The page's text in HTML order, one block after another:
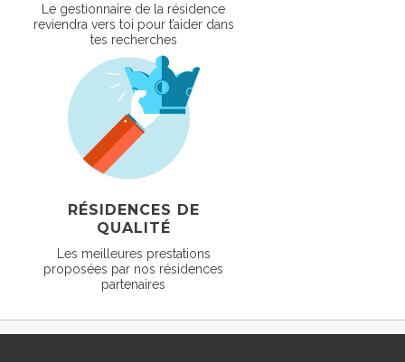
Le gestionnaire de la résidence
reviendra vers toi pour t’aider dans
tes recherches
RÉSIDENCES DE
QUALITÉ
Les meilleures prestations
proposées par nos résidences
partenaires